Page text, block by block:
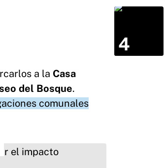
a la Casa
del Bosque.
comunales